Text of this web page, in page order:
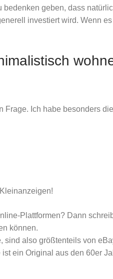
bedenken geben, dass
investiert wird. Wenn
Frage. Ich habe besonders
Plattformen? Dann
können.
sind also größtenteils von
ein Original aus den 60er